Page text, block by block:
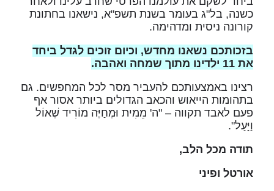
כשנה, בל"ג בעומר בשנת תשפ"א, נישאנו בחתונת
קורונה ניסית ומדהימה.
בזכותכם נשאנו מחדש, וכיום זוכים לגדל ביחד
את 11 ילדינו מתוך שמחה ואהבה
.
רצינו באמצעותכם להעביר מסר לכל המחפשים. גם
בתהומות הייאוש והכאב הגדולים ביותר אסור אף
פעם לאבד תקווה – "ה' מֵמִית וּמְחַיֶּה מוֹרִיד שְׁאוֹל
וַיָּעַל".
תודה מכל הלב,
אורטל ופיני